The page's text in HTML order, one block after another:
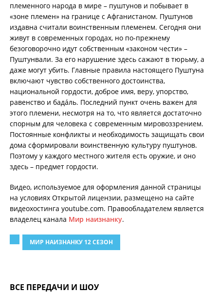
племенного народа в мире – пуштунов и побывает в
«зоне племен» на границе с Афганистаном. Пуштунов
издавна считали воинственным племенем. Сегодня они
живут в современных городах, но по-прежнему
безоговорочно идут собственным «законом чести» –
Пуштунвали. За его нарушение здесь сажают в тюрьму, а
даже могут убить. Главные правила настоящего Пуштуна
включают чувство собственного достоинства,
национальной гордости, доброе имя, веру, упорство,
равенство и бадáль. Последний пункт очень важен для
этого племени, несмотря на то, что является достаточно
спорным для человека с современным мировоззрением.
Постоянные конфликты и необходимость защищать свои
дома сформировали воинственную культуру пуштунов.
Поэтому у каждого местного жителя есть оружие, и оно
здесь – предмет гордости.
Видео, используемое для оформления данной страницы
на условиях Открытой лицензии, размещено на сайте
видеохостинга youtube.com. Правообладателем является
владелец канала Мир наизнанку.
МИР НАИЗНАНКУ 12 СЕЗОН
ВСЕ ПЕРЕДАЧИ И ШОУ